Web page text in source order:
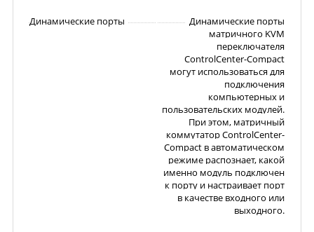
Динамические порты
Динамические порты
матричного KVM
переключателя
ControlCenter-Compact
могут использоваться для
подключения
компьютерных и
пользовательских модулей.
При этом, матричный
коммутатор ControlCenter-
Compact в автоматическом
режиме распознает, какой
именно модуль подключен
к порту и настраивает порт
в качестве входного или
выходного.